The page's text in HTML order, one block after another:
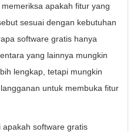
apakah fitur yang
sesuai dengan kebutuhan
software gratis hanya
yang lainnya mungkin
lengkap, tetapi mungkin
untuk membuka fitur
apakah software gratis